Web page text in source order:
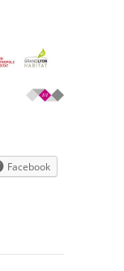
Facebook